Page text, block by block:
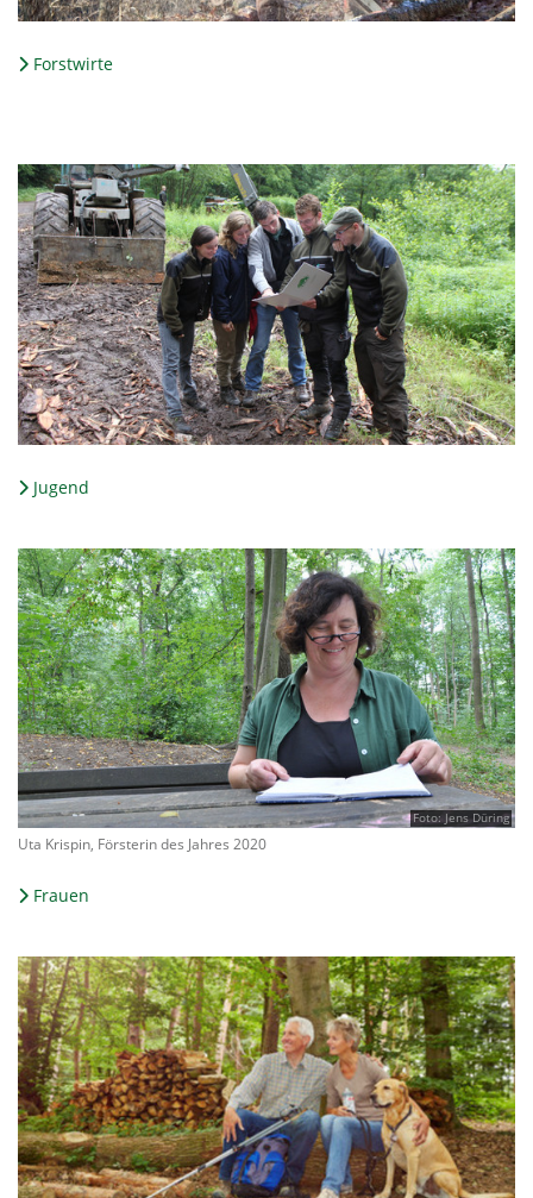
Forstwirte
Jugend
Foto: Jens Düring
Uta Krispin, Försterin des Jahres 2020
Frauen